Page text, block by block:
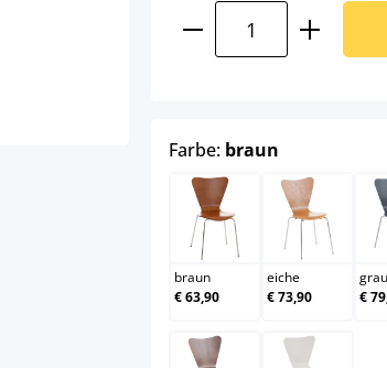
Produkt Anzahl:
Farbe: braun
braun
braun
€ 63,90
eiche
eiche
€ 73,90
grau
€